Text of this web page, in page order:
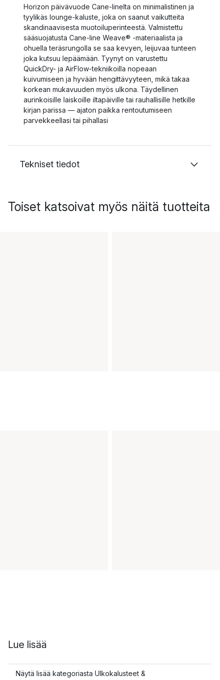
Horizon päivävuode Cane-linelta on minimalistinen ja
tyylikäs lounge-kaluste, joka on saanut vaikutteita
skandinaavisesta muotoiluperinteestä. Valmistettu
sääsuojatusta Cane-line Weave® -materiaalista ja
ohuella teräsrungolla se saa kevyen, leijuvaa tunteen
joka kutsuu lepäämään. Tyynyt on varustettu
QuickDry- ja AirFlow-tekniikoilla nopeaan
kuivumiseen ja hyvään hengittävyyteen, mikä takaa
korkean mukavuuden myös ulkona. Täydellinen
aurinkoisille laiskoille iltapäiville tai rauhallisille hetkille
kirjan parissa — ajaton paikka rentoutumiseen
parvekkeellasi tai pihallasi
Tekniset tiedot
Toiset katsoivat myös näitä tuotteita
Lue lisää
Näytä lisää kategoriasta Ulkokalusteet &